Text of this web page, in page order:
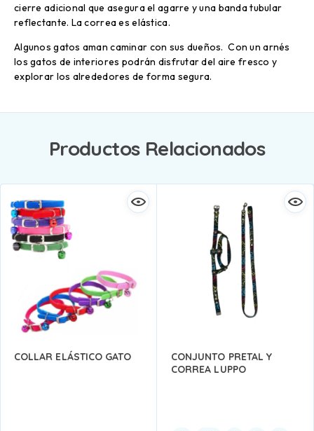
cierre adicional que asegura el agarre y una banda tubular
reflectante. La correa es elástica.
Algunos gatos aman caminar con sus dueños. Con un arnés
los gatos de interiores podrán disfrutar del aire fresco y
explorar los alrededores de forma segura.
Productos Relacionados
COLLAR ELÁSTICO GATO
CONJUNTO PRETAL Y
CORREA LUPPO